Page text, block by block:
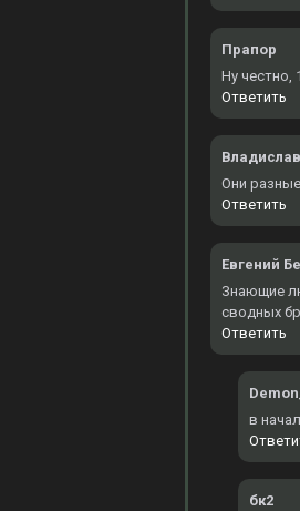
Прапор
Ну честно,
Ответить
Владислав
Они
Ответить
Евгений
Знающие
сводных
Ответить
в
бк2